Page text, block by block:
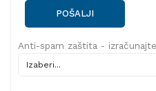
POŠALJI
Anti-spam zaštita -